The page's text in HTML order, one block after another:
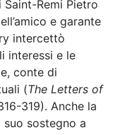
Saint-Remi Pietro
e garante
intercettò
interessi e le
conte di
(The Letters of
319). Anche la
sostegno a